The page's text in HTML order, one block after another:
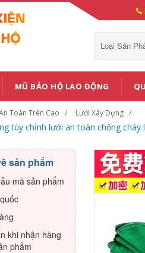
Loại Sản
MŨ BẢO HỘ LAO ĐỘNG
Toàn Trên Cao Lưới Xây Dựng
tùy chỉnh lưới an toàn chống
sản phẩm
mã sản phẩm
khi nhận hàng
phẩm